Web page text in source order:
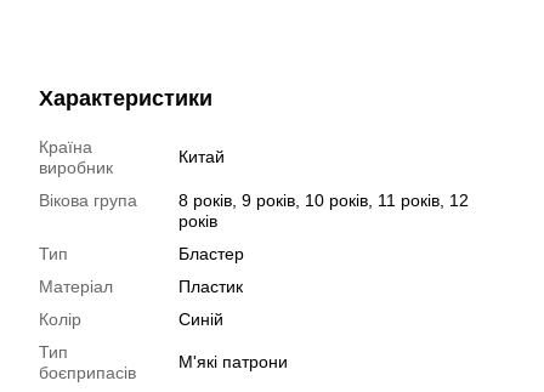
Характеристики
Країна
виробник
Китай
Вікова група
8 років, 9 років, 10 років, 11 років, 12
років
Тип
Бластер
Матеріал
Пластик
Колір
Синій
Тип
боєприпасів
М'які патрони